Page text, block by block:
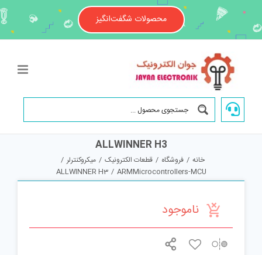
content
محصولات شگفت‌انگیز
ALLWINNER H3
خانه / فروشگاه / قطعات الکترونیک / میکروکنترلر /
ARMMicrocontrollers-MCU
/
ALLWINNER H3
ناموجود